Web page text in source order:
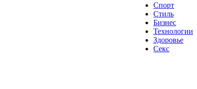
Спорт
Стиль
Бизнес
Технологии
Здоровье
Секс